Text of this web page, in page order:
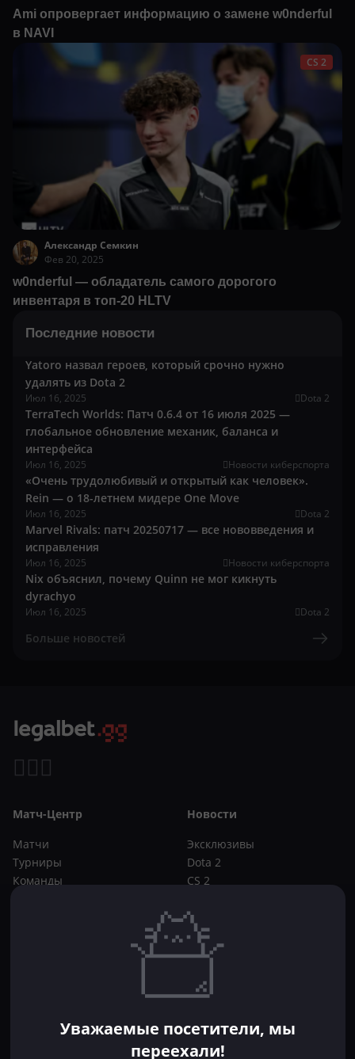
Ami опровергает информацию о замене w0nderful
в NAVI
CS 2
Александр Семкин
Фев 20, 2025
w0nderful — обладатель самого дорогого
инвентаря в топ-20 HLTV
Последние новости
Yatoro назвал героев, который срочно нужно
удалять из Dota 2
Июл 16, 2025 Dota 2
TerraTech Worlds: Патч 0.6.4 от 16 июля 2025 —
глобальное обновление механик, баланса и
интерфейса
Июл 16, 2025 Новости киберспорта
«Очень трудолюбивый и открытый как человек».
Rein — о 18-летнем мидере One Move
Июл 16, 2025 Dota 2
Marvel Rivals: патч 20250717 — все нововведения и
исправления
Июл 16, 2025 Новости киберспорта
Nix объяснил, почему Quinn не мог кикнуть
dyrachyo
Июл 16, 2025 Dota 2
Больше новостей
Матч-Центр
Матчи
Турниры
Команды
Новости
Эксклюзивы
Dota 2
CS 2
Букмекеры
CS 2
ФрибетыУважаемые посетители, мы
переехали!